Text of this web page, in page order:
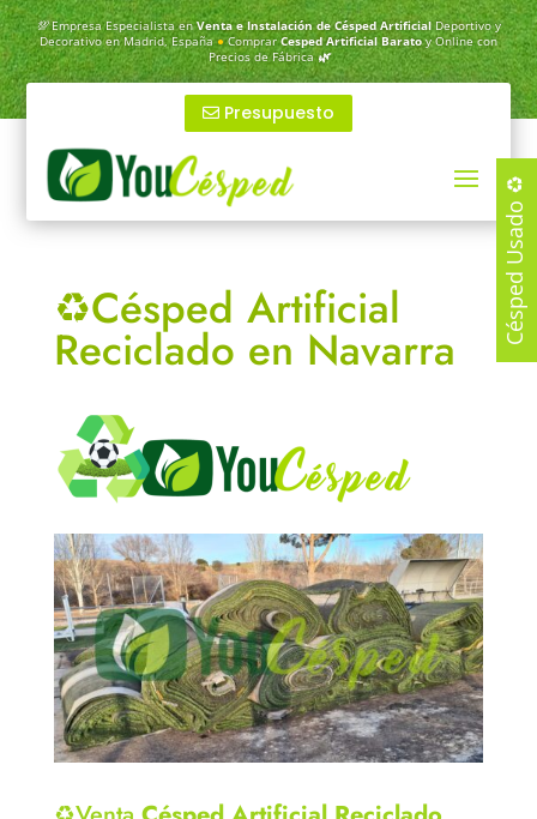
💯Empresa Especialista enVenta e Instalación de Césped ArtificialDeportivo y
Decorativo en Madrid, España●ComprarCesped Artificial Baratoy Online con
Precios de Fábrica🌿
Presupuesto
♻️Césped Artificial
Reciclado en Navarra
Césped Usado ♻️